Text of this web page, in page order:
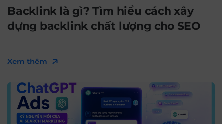
Backlink là gì? Tìm hiểu cách xây
dựng backlink chất lượng cho SEO
Xem thêm